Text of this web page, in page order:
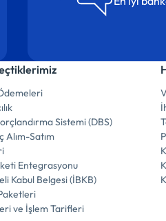
Sistemi (DBS)
Alım-Satım
Entegrasyonu
Kabul Belgesi (İBKB)
ve İşlem Tarifleri